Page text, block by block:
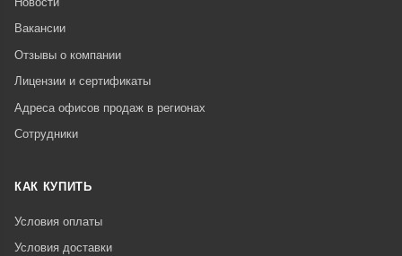
Вакансии
Отзывы о компании
Лицензии и сертификаты
Адреса офисов продаж в регионах
Сотрудники
КАК КУПИТЬ
Условия оплаты
Условия доставки